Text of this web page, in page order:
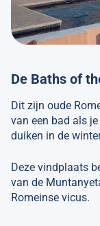
De Baths of
Dit zijn oude
van een bad als
duiken in de
Deze vindplaats
van de
Romeinse vicus.